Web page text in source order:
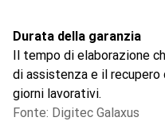
Durata della garanzia
Il tempo di elaborazione
di assistenza e il
giorni lavorativi.
Fonte: Digitec Galaxus